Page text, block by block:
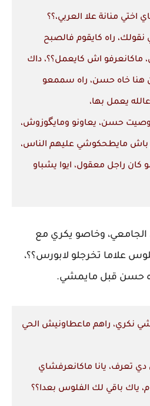
اختي منانة علا العربي،؟؟
راه كايقوم فالصبح
اش كايعمل؟؟، داك
هنا خاه حسن، راه سممعو
يعمل بها،
وصيت حسن، يعاونو ومايگوزوش،
باش مايطحكوشي عليهم الناس،
كان راجل معقول، ايوا يشباو
وخاصو يكري مع
علاما تخرجلو لابورس؟؟،
حسن قبل مايمشي.
نكري، راهم ماعطاونيش الحي
دي تعرف، يانا ماكانعرفشاي
ياك باقي لك الفلوس بعدا؟؟